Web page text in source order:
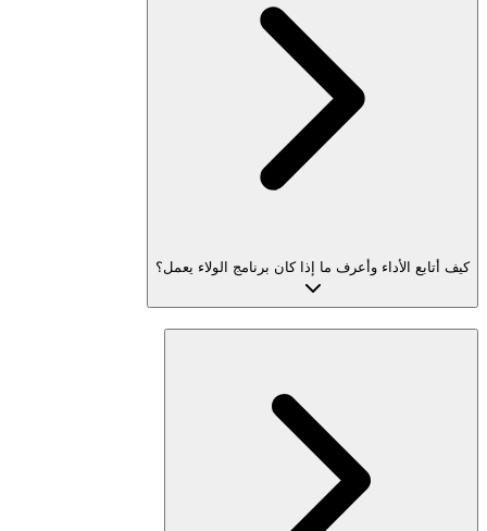
كيف أتابع الأداء وأعرف ما إذا كان برنامج الولاء يعمل؟